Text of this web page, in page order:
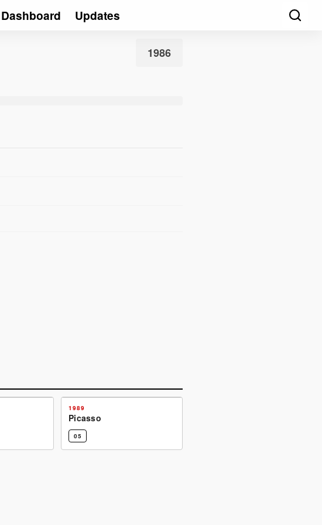
Dashboard Updates
1986
1989
Picasso
05